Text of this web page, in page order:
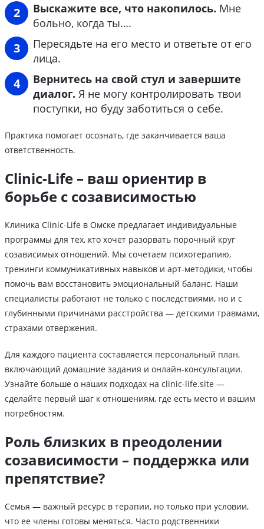
Выскажите все, что накопилось. Мне
больно, когда ты….
Пересядьте на его место и ответьте от его
лица.
Вернитесь на свой стул и завершите
диалог. Я не могу контролировать твои
поступки, но буду заботиться о себе.
Практика помогает осознать, где заканчивается ваша
ответственность.
Clinic-Life – ваш ориентир в
борьбе с созависимостью
Клиника Clinic-Life в Омске предлагает индивидуальные
программы для тех, кто хочет разорвать порочный круг
созависимых отношений. Мы сочетаем психотерапию,
тренинги коммуникативных навыков и арт-методики, чтобы
помочь вам восстановить эмоциональный баланс. Наши
специалисты работают не только с последствиями, но и с
глубинными причинами расстройства — детскими травмами,
страхами отвержения.
Для каждого пациента составляется персональный план,
включающий домашние задания и онлайн-консультации.
Узнайте больше о наших подходах на clinic-life.site —
сделайте первый шаг к отношениям, где есть место и вашим
потребностям.
Роль близких в преодолении
созависимости – поддержка или
препятствие?
Семья — важный ресурс в терапии, но только при условии,
что ее члены готовы меняться. Часто родственники